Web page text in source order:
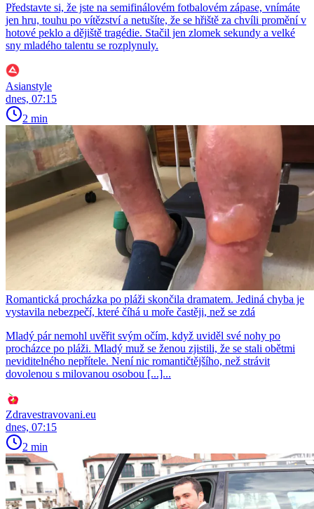
Představte si, že jste na semifinálovém fotbalovém zápase, vnímáte
jen hru, touhu po vítězství a netušíte, že se hřiště za chvíli promění v
hotové peklo a dějiště tragédie. Stačil jen zlomek sekundy a velké
sny mladého talentu se rozplynuly.
Asianstyle
dnes, 07:15
2 min
Romantická procházka po pláži skončila dramatem. Jediná chyba je
vystavila nebezpečí, které číhá u moře častěji, než se zdá
Mladý pár nemohl uvěřit svým očím, když uviděl své nohy po
procházce po pláži. Mladý muž se ženou zjistili, že se stali obětmi
neviditelného nepřítele. Není nic romantičtějšího, než strávit
dovolenou s milovanou osobou [...]...
Zdravestravovani.eu
dnes, 07:15
2 min